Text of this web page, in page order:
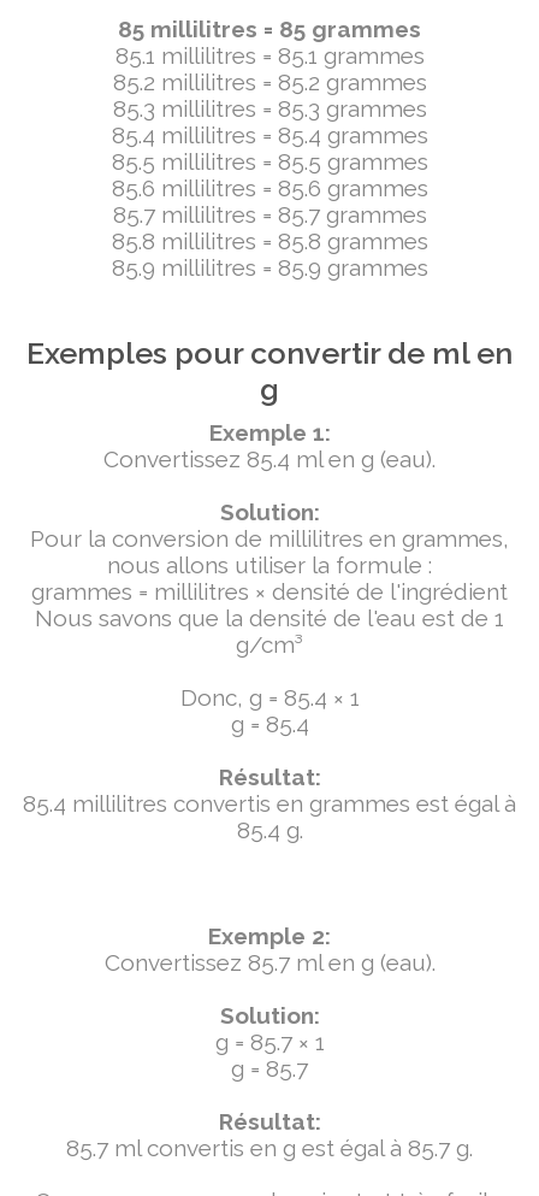
85 millilitres = 85 grammes
85.1 millilitres = 85.1 grammes
85.2 millilitres = 85.2 grammes
85.3 millilitres = 85.3 grammes
85.4 millilitres = 85.4 grammes
85.5 millilitres = 85.5 grammes
85.6 millilitres = 85.6 grammes
85.7 millilitres = 85.7 grammes
85.8 millilitres = 85.8 grammes
85.9 millilitres = 85.9 grammes
Exemples pour convertir de ml en
g
Exemple 1:
Convertissez 85.4 ml en g (eau).
Solution:
Pour la conversion de millilitres en grammes,
nous allons utiliser la formule :
grammes = millilitres × densité de l'ingrédient
Nous savons que la densité de l'eau est de 1
g/cm³
Donc, g = 85.4 × 1
g = 85.4
Résultat:
85.4 millilitres convertis en grammes est égal à
85.4 g.
Exemple 2:
Convertissez 85.7 ml en g (eau).
Solution:
g = 85.7 × 1
g = 85.7
Résultat:
85.7 ml convertis en g est égal à 85.7 g.